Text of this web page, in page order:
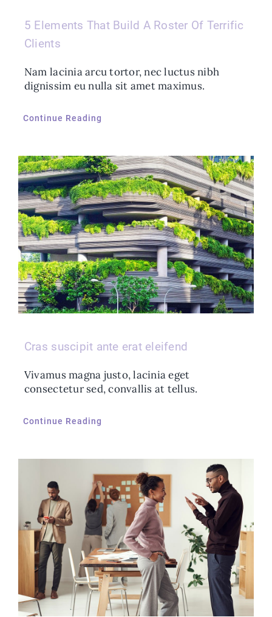
5 Elements That Build A Roster Of Terrific
Clients
Nam lacinia arcu tortor, nec luctus nibh
dignissim eu nulla sit amet maximus.
Continue Reading
Cras suscipit ante erat eleifend
Vivamus magna justo, lacinia eget
consectetur sed, convallis at tellus.
Continue Reading